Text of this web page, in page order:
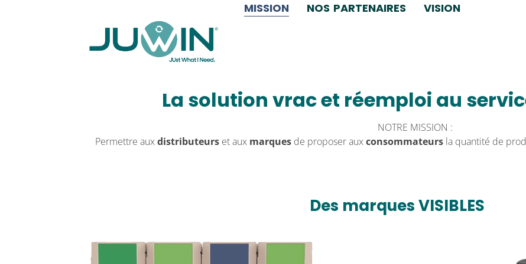
MISSION NOS PARTENAIRES VISION
La solution vrac et réemploi au service
La solution vrac et réemploi au
NOTRE MISSION :
Permettre auxdistributeurs et aux marques de proposer auxconsommateurs la quantité de
Des marques VISIBLES